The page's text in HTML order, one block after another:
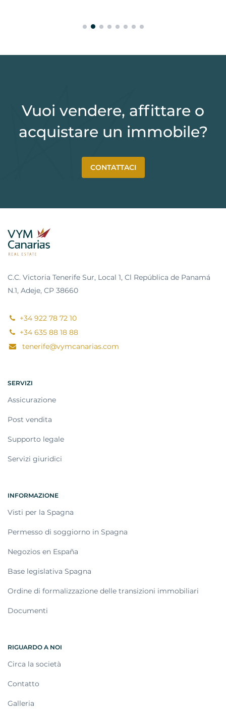
Vuoi vendere, affittare o
acquistare un immobile?
CONTATTACI
C.C. Victoria Tenerife Sur, Local 1, Cl República de Panamá
N.1, Adeje, CP 38660
+34 922 78 72 10
+34 635 88 18 88
tenerife@vymcanarias.com
SERVIZI
Assicurazione
Post vendita
Supporto legale
Servizi giuridici
INFORMAZIONE
Visti per la Spagna
Permesso di soggiorno in Spagna
Negozios en España
Base legislativa Spagna
Ordine di formalizzazione delle transizioni immobiliari
Documenti
RIGUARDO A NOI
Circa la società
Contatto
Galleria